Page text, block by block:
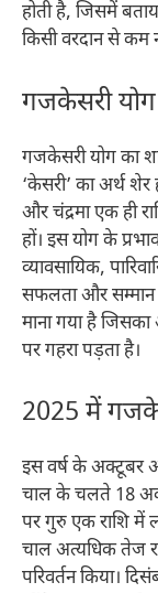
होती है, जिसमें
किसी वरदान से कम
गजकेसरी योग
गजकेसरी योग का
‘केसरी’ का अर्थ शेर
और चंद्रमा एक ही
हों। इस योग के
व्यावसायिक,
सफलता और सम्मान
माना गया है जिसका
पर गहरा पड़ता है।​
2025 में
इस वर्ष के अक्टूबर
चाल के चलते 18
पर गुरु एक राशि में
चाल अत्यधिक तेज
परिवर्तन किया।